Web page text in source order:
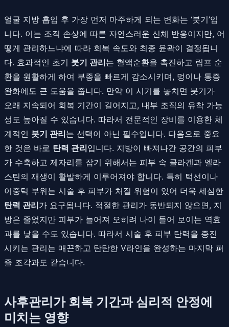
얼굴 지방 흡입 후 가장 먼저 마주하게 되는 변화는 ‘붓기’입
니다. 이는 조직 손상에 따른 자연스러운 신체 반응이지만, 어
떻게 관리하느냐에 따라 회복 속도와 최종 윤곽이 결정됩니
다. 효과적인 초기 붓기 관리는 혈액순환을 촉진하고 림프 순
환을 원활하게 하여 부종을 빠르게 감소시키며, 멍이나 통증
완화에도 큰 도움을 줍니다. 만약 이 시기를 놓치면 붓기가
오래 지속되어 회복 기간이 길어지고, 내부 조직의 유착 가능
성도 높아질 수 있습니다. 따라서 전문적인 장비를 이용한 체
계적인 붓기 관리는 선택이 아닌 필수입니다. 다음으로 중요
한 것은 바로 탄력 관리입니다. 지방이 빠져나간 공간의 피부
가 수축하고 제자리를 잡기 위해서는 피부 속 콜라겐과 엘라
스틴의 재생이 활발하게 이루어져야 합니다. 특히 턱선이나
이중턱 부위는 시술 후 피부가 처질 위험이 있어 더욱 세심한
탄력 관리가 요구됩니다. 적절한 관리가 동반되지 않으면, 지
방은 줄었지만 피부가 늘어져 오히려 나이 들어 보이는 역효
과를 낳을 수도 있습니다. 따라서 시술 후 피부 탄력을 증진
시키는 관리는 매끈하고 탄탄한 V라인을 완성하는 마지막 퍼
즐 조각과도 같습니다.
사후관리가 회복 기간과 심리적 안정에
미치는 영향